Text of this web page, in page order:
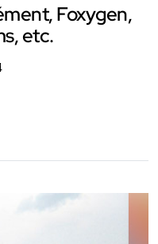
Foxygen,
etc.